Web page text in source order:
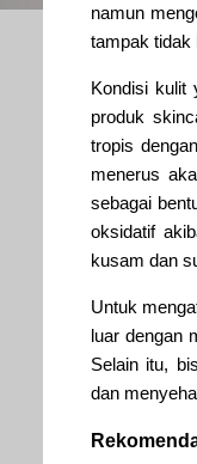
namun
tampak tidak
Kondisi kulit
produk
tropis
menerus
sebagai
oksidatif
kusam dan
Untuk
luar dengan
Selain itu,
dan